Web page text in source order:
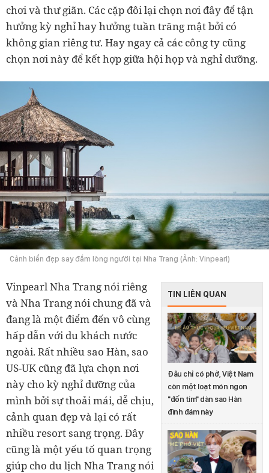
chơi và thư giãn. Các cặp đôi lại chọn nơi đây để tận
hưởng kỳ nghỉ hay hưởng tuần trăng mật bởi có
không gian riêng tư. Hay ngay cả các công ty cũng
chọn nơi này để kết hợp giữa hội họp và nghỉ dưỡng.
Cảnh biển đẹp say đắm lòng người tại Nha Trang (Ảnh: Vinpearl)
TIN LIÊN QUAN
Đâu chỉ có phở, Việt Nam
còn một loạt món ngon
"đốn tim" dàn sao Hàn
đình đám này
Vinpearl Nha Trang nói riêng
và Nha Trang nói chung đã và
đang là một điểm đến vô cùng
hấp dẫn với du khách nước
ngoài. Rất nhiều sao Hàn, sao
US-UK cũng đã lựa chọn nơi
này cho kỳ nghỉ dưỡng của
mình bởi sự thoải mái, dễ chịu,
cảnh quan đẹp và lại có rất
nhiều resort sang trọng. Đây
cũng là một yếu tố quan trọng
giúp cho du lịch Nha Trang nói